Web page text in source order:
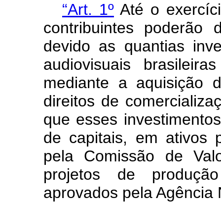
“Art. 1º Até o
contribuintes poderão
devido as quantias
audiovisuais
mediante a aquisição
direitos de
que esses
de capitais, em ativos
pela Comissão de
projetos de
aprovados pela